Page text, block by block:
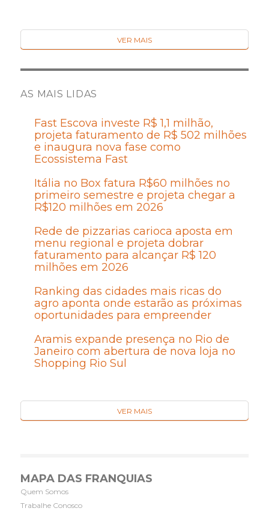
VER MAIS
AS MAIS LIDAS
Fast Escova investe R$ 1,1 milhão,
projeta faturamento de R$ 502 milhões
e inaugura nova fase como
Ecossistema Fast
Itália no Box fatura R$60 milhões no
primeiro semestre e projeta chegar a
R$120 milhões em 2026
Rede de pizzarias carioca aposta em
menu regional e projeta dobrar
faturamento para alcançar R$ 120
milhões em 2026
Ranking das cidades mais ricas do
agro aponta onde estarão as próximas
oportunidades para empreender
Aramis expande presença no Rio de
Janeiro com abertura de nova loja no
Shopping Rio Sul
VER MAIS
MAPA DAS FRANQUIAS
Quem Somos
Trabalhe Conosco